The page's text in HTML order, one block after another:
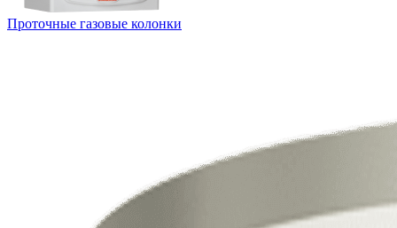
Проточные газовые колонки